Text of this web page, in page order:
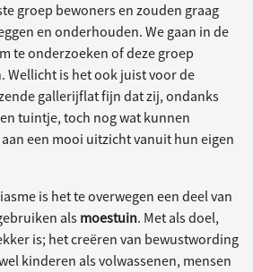
groep bewoners en zouden graag
en onderhouden. We gaan in de
te onderzoeken of deze groep
Wellicht is het ook juist voor de
gallerijflat fijn dat zij, ondanks
tuintje, toch nog wat kunnen
een mooi uitzicht vanuit hun eigen
is het te overwegen een deel van
als moestuin. Met als doel,
is; het creëren van bewustwording
kinderen als volwassenen, mensen